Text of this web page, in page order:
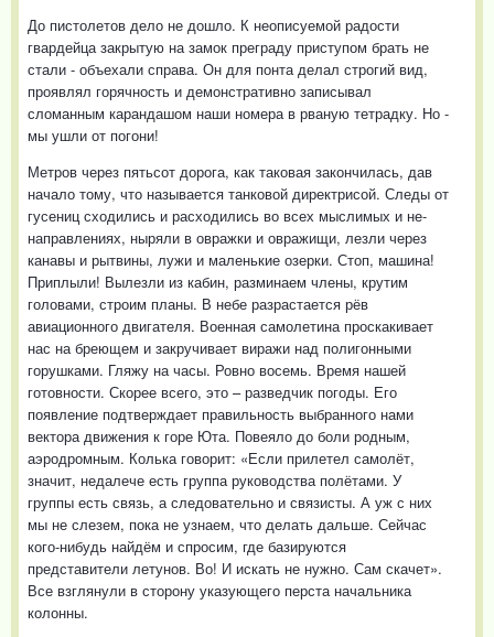
До пистолетов дело не дошло. К неописуемой радости
гвардейца закрытую на замок преграду приступом брать не
стали - объехали справа. Он для понта делал строгий вид,
проявлял горячность и демонстративно записывал
сломанным карандашом наши номера в рваную тетрадку. Но -
мы ушли от погони!
Метров через пятьсот дорога, как таковая закончилась, дав
начало тому, что называется танковой директрисой. Следы от
гусениц сходились и расходились во всех мыслимых и не-
направлениях, ныряли в овражки и овражищи, лезли через
канавы и рытвины, лужи и маленькие озерки. Стоп, машина!
Приплыли! Вылезли из кабин, разминаем члены, крутим
головами, строим планы. В небе разрастается рёв
авиационного двигателя. Военная самолетина проскакивает
нас на бреющем и закручивает виражи над полигонными
горушками. Гляжу на часы. Ровно восемь. Время нашей
готовности. Скорее всего, это – разведчик погоды. Его
появление подтверждает правильность выбранного нами
вектора движения к горе Юта. Повеяло до боли родным,
аэродромным. Колька говорит: «Если прилетел самолёт,
значит, недалече есть группа руководства полётами. У
группы есть связь, а следовательно и связисты. А уж с них
мы не слезем, пока не узнаем, что делать дальше. Сейчас
кого-нибудь найдём и спросим, где базируются
представители летунов. Во! И искать не нужно. Сам скачет».
Все взглянули в сторону указующего перста начальника
колонны.